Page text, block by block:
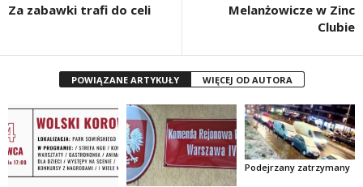
Za zabawki trafi do celi
Melanżowicze w Zinc
Clubie
POWIĄZANE ARTYKUŁY WIĘCEJ OD AUTORA
Podejrzany zatrzymany